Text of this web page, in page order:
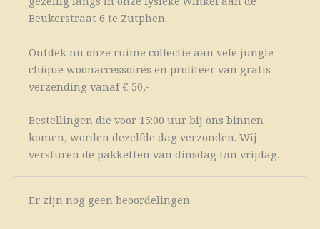
Beukerstraat 6 te Zutphen.
Ontdek nu onze ruime collectie aan vele jungle
chique woonaccessoires en profiteer van gratis
verzending vanaf € 50,-
Bestellingen die voor 15:00 uur bij ons binnen
komen, worden dezelfde dag verzonden. Wij
versturen de pakketten van dinsdag t/m vrijdag.
Er zijn nog geen beoordelingen.